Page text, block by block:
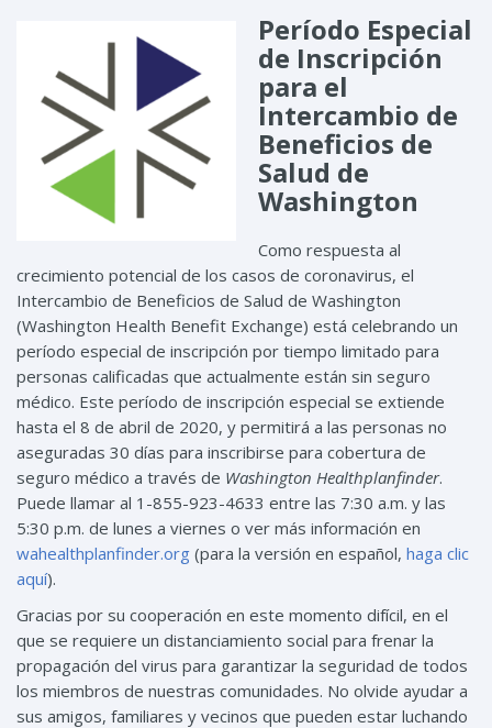
Período Especial
de Inscripción
para el
Intercambio de
Beneficios de
Salud de
Washington
Como respuesta al
crecimiento potencial de los casos de coronavirus, el
Intercambio de Beneficios de Salud de Washington
(Washington Health Benefit Exchange) está celebrando un
período especial de inscripción por tiempo limitado para
personas calificadas que actualmente están sin seguro
médico. Este período de inscripción especial se extiende
hasta el 8 de abril de 2020, y permitirá a las personas no
aseguradas 30 días para inscribirse para cobertura de
seguro médico a través de Washington Healthplanfinder.
Puede llamar al 1-855-923-4633 entre las 7:30 a.m. y las
5:30 p.m. de lunes a viernes o ver más información en
wahealthplanfinder.org (para la versión en español, haga clic
aquí).
Gracias por su cooperación en este momento difícil, en el
que se requiere un distanciamiento social para frenar la
propagación del virus para garantizar la seguridad de todos
los miembros de nuestras comunidades. No olvide ayudar a
sus amigos, familiares y vecinos que pueden estar luchando